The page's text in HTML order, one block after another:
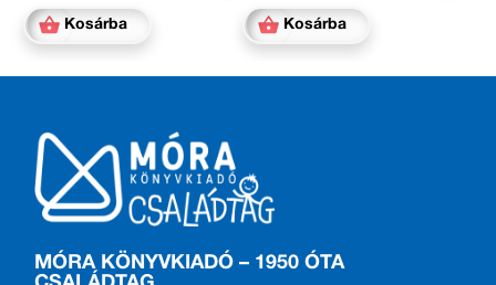
Kosárba Kosárba
MÓRA KÖNYVKIADÓ – 1950 ÓTA